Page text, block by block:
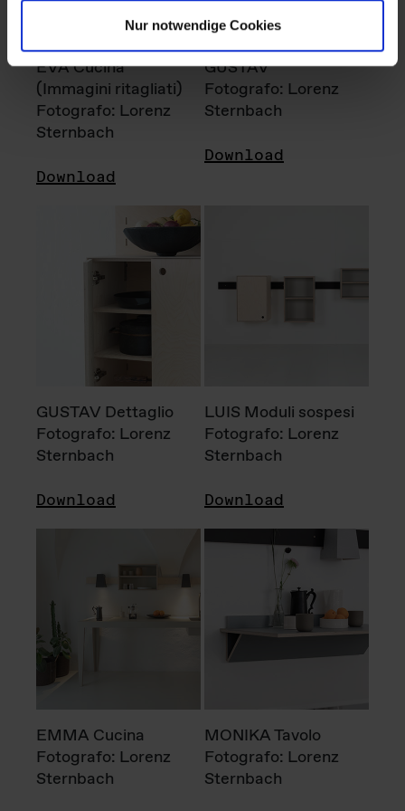
Nur notwendige Cookies
EVA Cucina
(Immagini ritagliati)
Fotografo: Lorenz
Sternbach
Download
GUSTAV
Fotografo: Lorenz
Sternbach
Download
GUSTAV Dettaglio
Fotografo: Lorenz
Sternbach
Download
LUIS Moduli sospesi
Fotografo: Lorenz
Sternbach
Download
EMMA Cucina
Fotografo: Lorenz
Sternbach
MONIKA Tavolo
Fotografo: Lorenz
Sternbach